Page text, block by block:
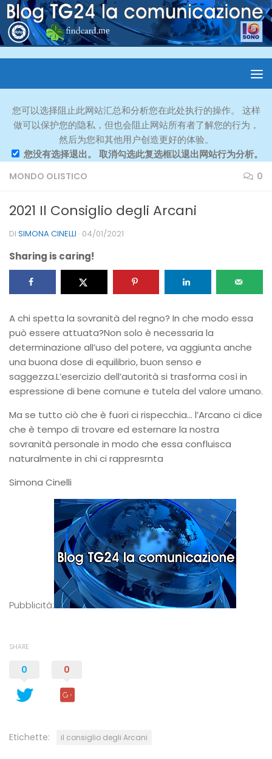
您可以选择阻止此网站汇总和分析您在此处执行的操作。 这样
做可以保护您的隐私，但也会阻止网站所有者了解您的行为，
然后为您和其他用户创造更好的体验。
您没有选择退出。 取消勾选此复选框以退出网站行为分析。
MONDO OLISTICO 0
2021 Il Consiglio degli Arcani
DI SIMONA CINELLI · 04/01/2021
Sharing is caring!
A chi spetta la sovranità del regno? In che modo essa
può essere attuata?Non solo è necessaria la
determinazione all’uso del potere, va aggiunta anche
una buona dose di equilibrio, buon senso e
saggezza.L’esercizio dell’autorità si trasforma così in
espressione di bene comune e tutela del valore umano.
Ma se tutto ciò che è fuori ci rispecchia… l’Arcano ci dice
che è tempo di trovare ed esternare la nostra
sovranità personale in modo che essa confluisca
naturalmente in chi ci rappresrnta
Simona Cinelli
Pubblicità:
SHARE
0 0
Etichette: il consiglio degli Arcani